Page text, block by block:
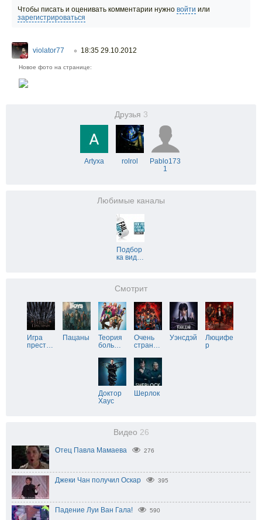
Чтобы писать и оценивать комментарии нужно войти или
зарегистрироваться
violator77 ○ 18:35 29.10.2012
Новое фото на странице:
Друзья 3
Artyxa rolrol
Pablo173
1
Любимые каналы
Подбор
ка вид…
Смотрит
Игра
прест…
Пацаны
Теория
боль…
Очень
стран…
Уэнсдэй
Люцифе
р
Доктор
Хаус
Шерлок
Видео 26
Отец Павла Мамаева 276
Джеки Чан получил Оскар 395
Падение Луи Ван Гала! 590